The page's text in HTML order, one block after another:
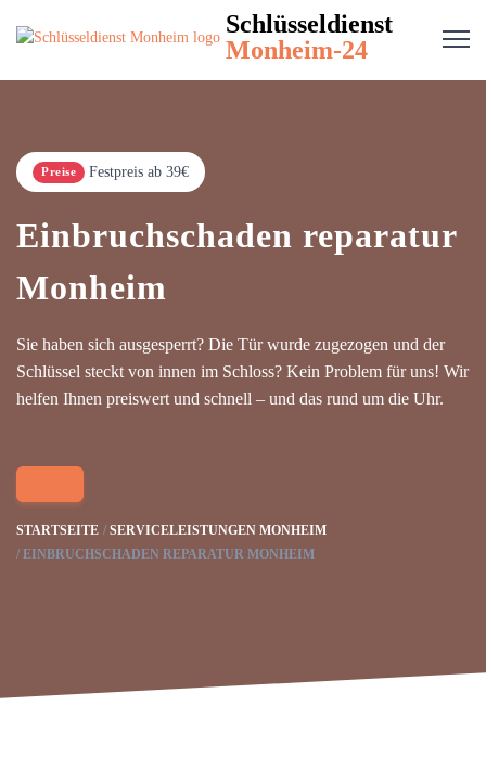
Schlüsseldienst
Monheim-24
Preise Festpreis ab 39€
Einbruchschaden reparatur
Monheim
Sie haben sich ausgesperrt? Die Tür wurde zugezogen und der
Schlüssel steckt von innen im Schloss? Kein Problem für uns! Wir
helfen Ihnen preiswert und schnell – und das rund um die Uhr.
STARTSEITE
SERVICELEISTUNGEN MONHEIM
EINBRUCHSCHADEN REPARATUR MONHEIM